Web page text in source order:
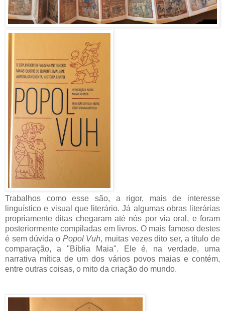
Trabalhos como esse são, a rigor, mais de interesse
linguístico e visual que literário. Já algumas obras literárias
propriamente ditas chegaram até nós por via oral, e foram
posteriormente compiladas em livros. O mais famoso destes
é sem dúvida o Popol Vuh, muitas vezes dito ser, a título de
comparação, a "Bíblia Maia". Ele é, na verdade, uma
narrativa mítica de um dos vários povos maias e contém,
entre outras coisas, o mito da criação do mundo.